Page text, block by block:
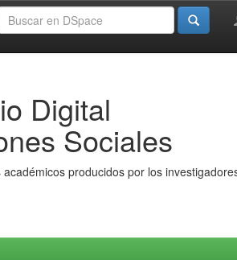
Digital
Sociales
producidos por los